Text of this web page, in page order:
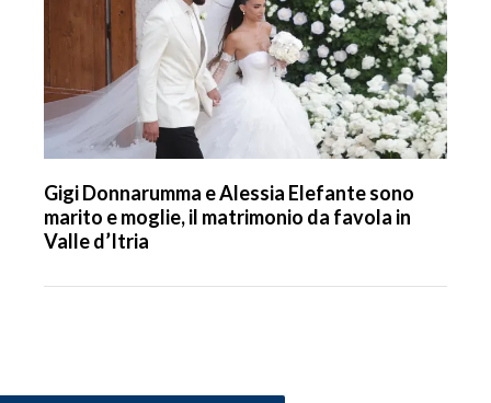
Gigi Donnarumma e Alessia Elefante sono
marito e moglie, il matrimonio da favola in
Valle d’Itria